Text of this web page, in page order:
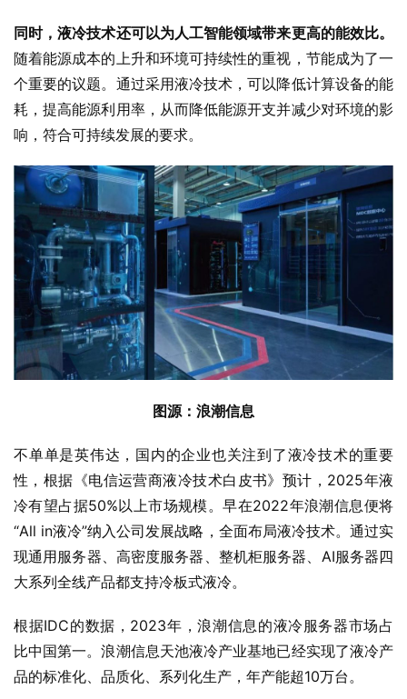
同时，液冷技术还可以为人工智能领域带来更高的能效比。
随着能源成本的上升和环境可持续性的重视，节能成为了一
个重要的议题。通过采用液冷技术，可以降低计算设备的能
耗，提高能源利用率，从而降低能源开支并减少对环境的影
响，符合可持续发展的要求。
图源：浪潮信息
不单单是英伟达，国内的企业也关注到了液冷技术的重要
性，根据《电信运营商液冷技术白皮书》预计，2025年液
冷有望占据50%以上市场规模。早在2022年浪潮信息便将
“All in液冷”纳入公司发展战略，全面布局液冷技术。通过实
现通用服务器、高密度服务器、整机柜服务器、AI服务器四
大系列全线产品都支持冷板式液冷。
根据IDC的数据，2023年，浪潮信息的液冷服务器市场占
比中国第一。浪潮信息天池液冷产业基地已经实现了液冷产
品的标准化、品质化、系列化生产，年产能超10万台。